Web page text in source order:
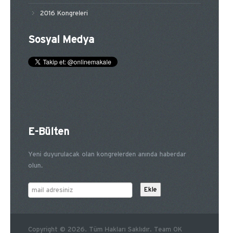
2016 Kongreleri
Sosyal Medya
E-Bülten
Yeni duyurulacak olan kongrelerden anında haberdar
olun.
Copyright © 2026. Tüm Hakları Saklıdır. Team OK